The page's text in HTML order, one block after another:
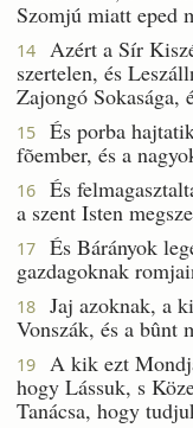
Szomjú miatt eped
14
Azért a Sír
szertelen, és
Zajongó Sokasága,
15
És porba
fõember, és a
16
És
a szent Isten
17
És Bárányok
gazdagoknak
18
Jaj azoknak, a
Vonszák, és a bûnt
19
A kik ezt
hogy Lássuk, s
Tanácsa, hogy